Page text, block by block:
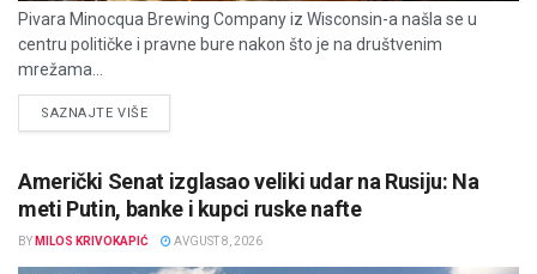
Pivara Minocqua Brewing Company iz Wisconsin-a našla se u
centru političke i pravne bure nakon što je na društvenim
mrežama...
SAZNAJTE VIŠEDETAILS
Američki Senat izglasao veliki udar na Rusiju: Na
meti Putin, banke i kupci ruske nafte
BY MILOS KRIVOKAPIĆ AVGUST 8, 2026